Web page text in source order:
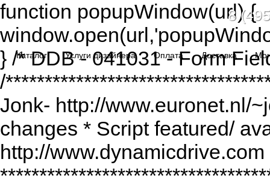
function popupWindow(url) {
} /* DDB - 041031 - Form
/
Jonk- http://www.euronet.nl/
changes * Script featured/
http://
8
Каталог Услуги дизайнера Оплата Доставка